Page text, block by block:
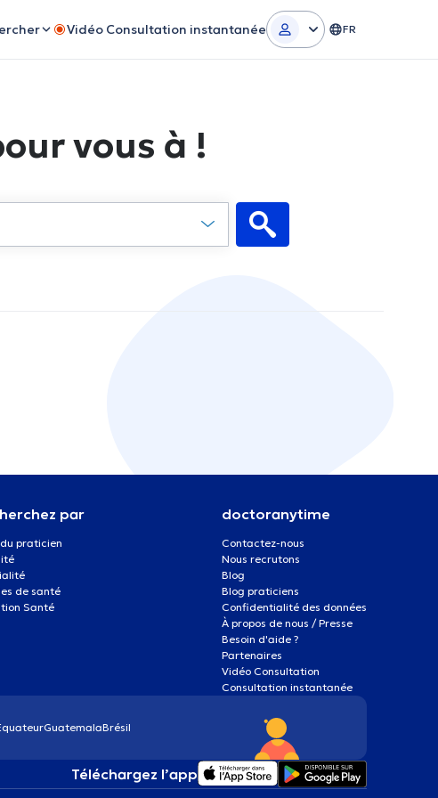
Vidéo Consultation instantanée FR
vous à !
par
praticien
de santé
Santé
doctoranytime
Contactez-nous
Nous recrutons
Blog
Blog praticiens
Confidentialité des données
À propos de nous / Presse
Besoin d'aide ?
Partenaires
Vidéo Consultation
Consultation instantanée
GuatemalaBrésil
Téléchargez l’app